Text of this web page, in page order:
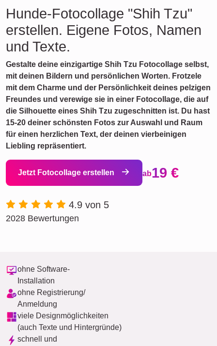
Hunde-Fotocollage "Shih Tzu"
erstellen. Eigene Fotos, Namen
und Texte.
Gestalte deine einzigartige Shih Tzu Fotocollage selbst,
mit deinen Bildern und persönlichen Worten. Frotzele
mit dem Charme und der Persönlichkeit deines pelzigen
Freundes und verewige sie in einer Fotocollage, die auf
die Silhouette eines Shih Tzu zugeschnitten ist. Du hast
15-20 deiner schönsten Fotos zur Auswahl und Raum
für einen herzlichen Text, der deinen vierbeinigen
Liebling repräsentiert.
Jetzt Fotocollage erstellen ab19 €
4.9 von 5
2028 Bewertungen
ohne Software-
Installation
ohne Registrierung/
Anmeldung
viele Designmöglichkeiten
(auch Texte und Hintergründe)
schnell und